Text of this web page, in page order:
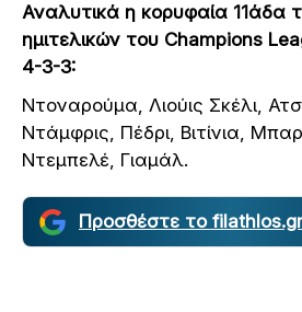
Αναλυτικά η κορυφαία 11άδα
ημιτελικών του Champions
4-3-3:
Ντοναρούμα, Λιούις Σκέλι,
Ντάμφρις, Πέδρι, Βιτίνια,
Ντεμπελέ, Γιαμάλ.
Προσθέστε το